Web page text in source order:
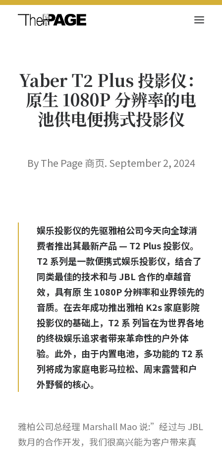
新闻内容
商页菁英
Yaber T2 Plus 投影仪：
原生 1080P 分辨率的电
池供电便携式投影仪
By The Page 商页. September 2, 2024
娱乐投影仪的先驱雅柏公司今天向全球消
费者推出其最新产品 — T2 Plus 投影仪。
T2 系列是一款便携式娱乐投影仪，结合了
同类最佳的技术和与 JBL 合作的卓越音
效，具有原 生 1080P 分辨率和业界领先的
音质。在去年成功推出雅柏 K2s 家庭影院
投影仪的基础上，T2 系 列旨在为世界各地
的终极娱乐追求者带来革命性的户外体
验。此外，由于内置电池，多功能的 T2 系
列将成为家庭电影马拉松、周末露营和户
外野餐的核心。
雅柏公司总经理 Marshall Mao 说:”经过与 JBL
数月的合作开发，我们很高兴能为客户带来真